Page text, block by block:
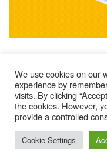
Mentions Légales
Lire Les Anciens N°
We use cookies on our
experience by
visits. By clicking
the cookies. However,
provide a controlled
Cookie Settings